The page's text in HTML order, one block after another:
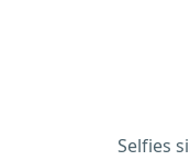
Selfies